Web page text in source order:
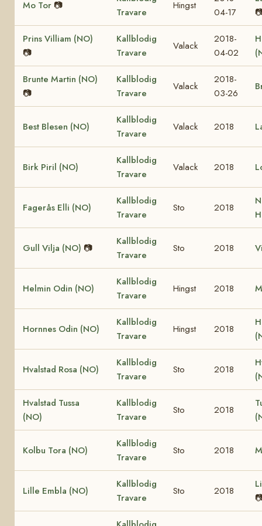
Mo Tor 📷
Travare
Hingst
04-17
Prins Villiam (NO)
📷
Kallblodig
Travare
Valack
2018-
04-02
Brunte Martin (NO)
📷
Kallblodig
Travare
Valack
2018-
03-26
Best Blesen (NO)
Kallblodig
Travare
Valack 2018
Birk Piril (NO)
Kallblodig
Travare
Valack 2018
Fagerås Elli (NO)
Kallblodig
Travare
Sto 2018
Gull Vilja (NO) 📷
Kallblodig
Travare
Sto 2018
Helmin Odin (NO)
Kallblodig
Travare
Hingst 2018
Hornnes Odin (NO)
Kallblodig
Travare
Hingst 2018
Hvalstad Rosa (NO)
Kallblodig
Travare
Sto 2018
Hvalstad Tussa
(NO)
Kallblodig
Travare
Sto 2018
Kolbu Tora (NO)
Kallblodig
Travare
Sto 2018
Lille Embla (NO)
Kallblodig
Travare
Sto 2018